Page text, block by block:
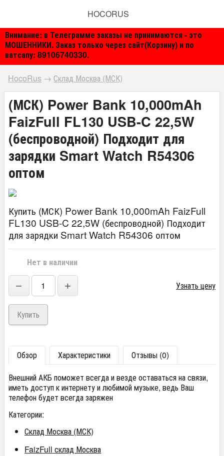
Внимание: в Телеграмме заказы не принимаются - это
МОШЕННИКИ. Заказ только через сайт(Корзину) и по
ватсапу: 89106740330.
HOCORUS
HocoRus → Склад Москва (МСК)
(МСК) Power Bank 10,000mAh
FaizFull FL130 USB-C 22,5W
(беспроводной) Подходит для
зарядки Smart Watch R54306
оптом
Купить (МСК) Power Bank 10,000mAh FaizFull
FL130 USB-C 22,5W (беспроводной) Подходит
для зарядки Smart Watch R54306 оптом
Нет в наличии
− + Узнать цену
Обзор Характеристики
Отзывы (0)
Внешний АКБ поможет всегда и везде оставаться на связи,
иметь доступ к интернету и любимой музыке, ведь Ваш
телефон будет всегда заряжен
Категории:
Склад Москва (МСК)
FaizFull склад Москва